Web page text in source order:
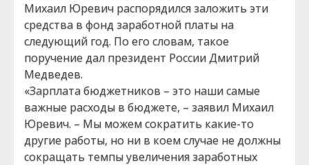
Михаил Юревич распорядился заложить эти
средства в фонд заработной платы на
следующий год. По его словам, такое
поручение дал президент России Дмитрий
Медведев.
«Зарплата бюджетников – это наши самые
важные расходы в бюджете, – заявил Михаил
Юревич. – Мы можем сократить какие-то
другие работы, но ни в коем случае не должны
сокращать темпы увеличения заработных